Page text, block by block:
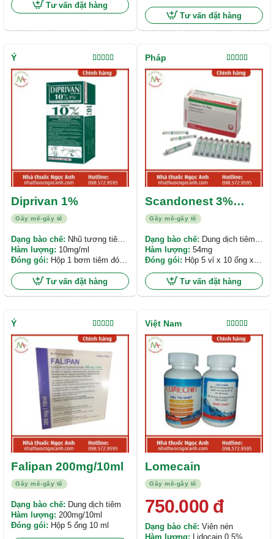
Tư vấn đặt hàng
Tư vấn đặt hàng
Gây mê-gây tê
Diprivan 1%
Được xếp
hạng5.00
sao
Dạng bào chế: Nhũ tương tiêm
hoặc truyền tĩnh mạch
Hàm lượng: 10mg/ml
Đóng gói: Hộp 1 bơm tiêm đóng
Tư vấn đặt hàng
Ý
Gây mê-gây tê
Scandonest 3%
Plain
Được xếp
hạng5.00
Dạng bào chế: Dung dịch tiêm
dùng trong nha khoa
Hàm lượng: 54mg
Đóng gói: Hộp 5 vỉ x 10 ống x
Tư vấn đặt hàng
Pháp
Gây mê-gây tê
Falipan 200mg/10ml
Được xếp
hạng5.00
sao
Dạng bào chế: Dung dịch tiêm
Hàm lượng: 200mg/10ml
Đóng gói: Hộp 5 ống 10 ml
Ý
Gây mê-gây tê
Lomecain
Được xếp
hạng5.00
750.000đ
Dạng bào chế: Viên nén
Hàm lượng: Lidocain 0,5%
Việt Nam